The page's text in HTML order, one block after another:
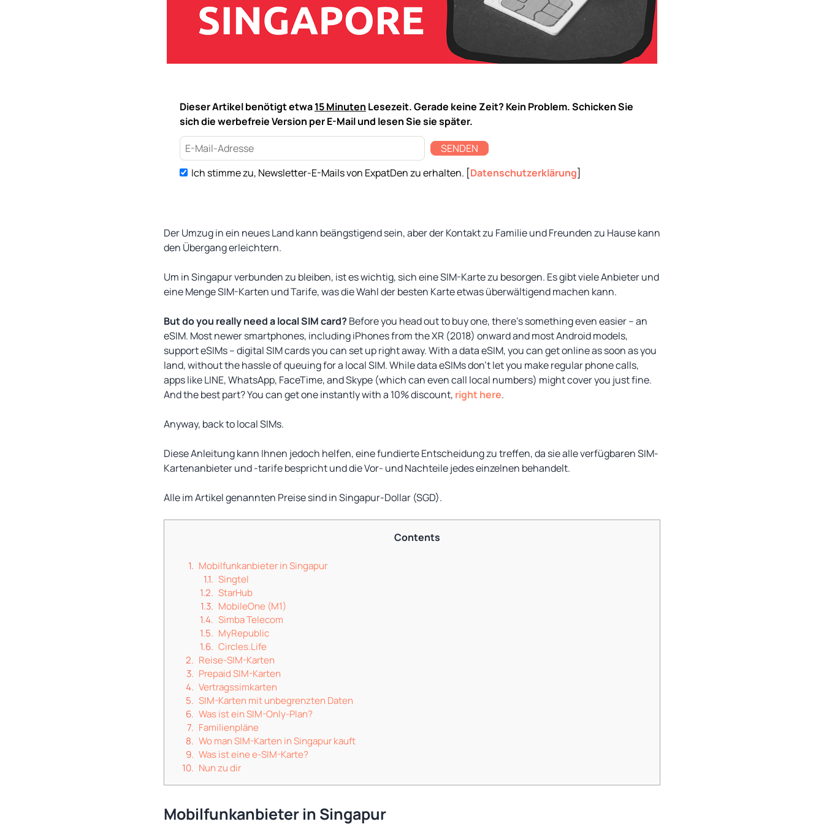
Dieser Artikel benötigt etwa15 Minuten Lesezeit. Gerade keine Zeit? Kein Problem. Schicken Sie
sich die werbefreie Version per E-Mail und lesen Sie sie später.
SENDEN
Ich stimme zu, Newsletter-E-Mails von ExpatDen zu erhalten. [Datenschutzerklärung]
Der Umzug in ein neues Land kann beängstigend sein, aber der Kontakt zu Familie und Freunden zu Hause kann
den Übergang erleichtern.
Um in Singapur verbunden zu bleiben, ist es wichtig, sich eine SIM-Karte zu besorgen. Es gibt viele Anbieter und
eine Menge SIM-Karten und Tarife, was die Wahl der besten Karte etwas überwältigend machen kann.
But do you really need a local SIM card? Before you head out to buy one, there’s something even easier – an
eSIM. Most newer smartphones, including iPhones from the XR (2018) onward and most Android models,
support eSIMs – digital SIM cards you can set up right away. With a data eSIM, you can get online as soon as you
land, without the hassle of queuing for a local SIM. While data eSIMs don’t let you make regular phone calls,
apps like LINE, WhatsApp, FaceTime, and Skype (which can even call local numbers) might cover you just fine.
And the best part? You can get one instantly with a 10% discount, right here.
Anyway, back to local SIMs.
Diese Anleitung kann Ihnen jedoch helfen, eine fundierte Entscheidung zu treffen, da sie alle verfügbaren SIM-
Kartenanbieter und -tarife bespricht und die Vor- und Nachteile jedes einzelnen behandelt.
Alle im Artikel genannten Preise sind in Singapur-Dollar (SGD).
Contents
Mobilfunkanbieter in Singapur
Singtel
StarHub
MobileOne (M1)
Simba Telecom
MyRepublic
Circles.Life
Reise-SIM-Karten
Prepaid SIM-Karten
Vertragssimkarten
SIM-Karten mit unbegrenzten Daten
Was ist ein SIM-Only-Plan?
Familienpläne
Wo man SIM-Karten in Singapur kauft
Was ist eine e-SIM-Karte?
Nun zu dir
Mobilfunkanbieter in Singapur